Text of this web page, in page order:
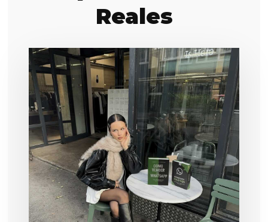
Reales